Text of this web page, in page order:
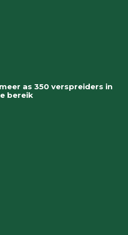
as 350 verspreiders in
bereik